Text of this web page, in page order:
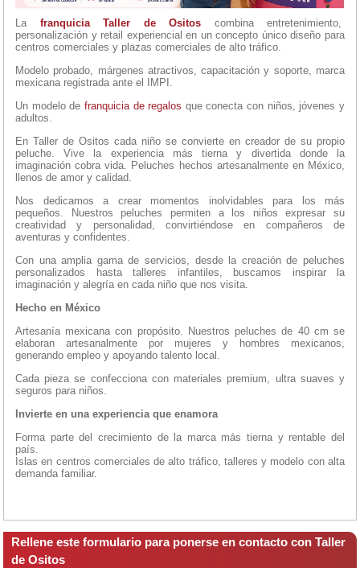
La franquicia Taller de Ositos combina entretenimiento,
personalización y retail experiencial en un concepto único diseño para
centros comerciales y plazas comerciales de alto tráfico.
Modelo probado, márgenes atractivos, capacitación y soporte, marca
mexicana registrada ante el IMPI.
Un modelo de franquicia de regalos que conecta con niños, jóvenes y
adultos.
En Taller de Ositos cada niño se convierte en creador de su propio
peluche. Vive la experiencia más tierna y divertida donde la
imaginación cobra vida. Peluches hechos artesanalmente en México,
llenos de amor y calidad.
Nos dedicamos a crear momentos inolvidables para los más
pequeños. Nuestros peluches permiten a los niños expresar su
creatividad y personalidad, convirtiéndose en compañeros de
aventuras y confidentes.
Con una amplia gama de servicios, desde la creación de peluches
personalizados hasta talleres infantiles, buscamos inspirar la
imaginación y alegría en cada niño que nos visita.
Hecho en México
Artesanía mexicana con propósito​. Nuestros peluches de 40 cm se
elaboran artesanalmente por mujeres y hombres mexicanos,
generando empleo y apoyando talento local.
Cada pieza se confecciona con materiales premium, ultra suaves y
seguros para niños.​​​
Invierte en una experiencia que enamora
Forma parte del crecimiento de la marca más tierna y rentable del
país.
Islas en centros comerciales de alto tráfico, talleres y modelo con alta
demanda familiar.
Rellene este formulario para ponerse en contacto con Taller
de Ositos